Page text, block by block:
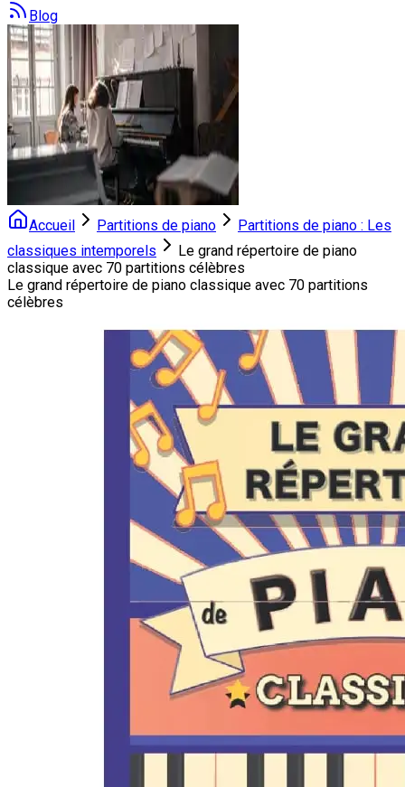
Blog
Accueil Partitions de piano
Partitions de piano : Les
classiques intemporels
Le grand répertoire de piano
classique avec 70 partitions célèbres
Le grand répertoire de piano classique avec 70 partitions
célèbres